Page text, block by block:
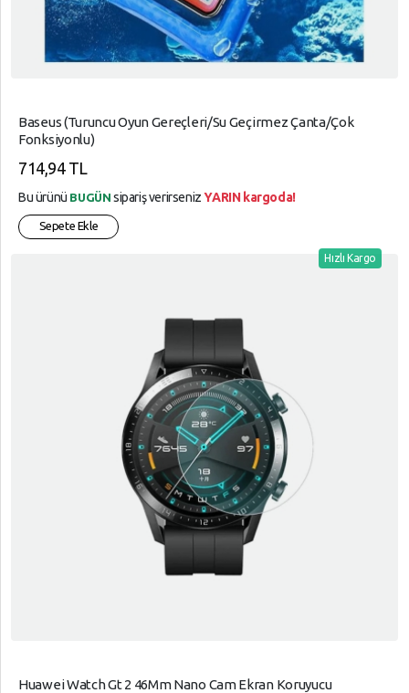
Baseus (Turuncu Oyun Gereçleri/Su Geçirmez Çanta/Çok
Fonksiyonlu)
714,94 TL
Bu ürünü BUGÜN sipariş verirsenizYARIN kargoda!
Sepete Ekle
Hızlı Kargo
Huawei Watch Gt 2 46Mm Nano Cam Ekran Koruyucu